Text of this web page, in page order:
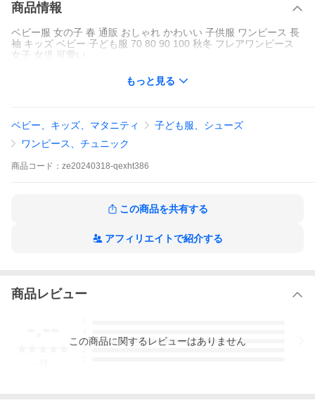
商品情報
ベビー服 女の子 春 通販 おしゃれ かわいい 子供服 ワンピース 長
袖 キッズ ベビー 子ども服 70 80 90 100 秋冬 フレアワンピース
女子 女児 可愛い
もっと見る
ベビー、キッズ、マタニティ
子ども服、シューズ
ワンピース、チュニック
商品 コード： ze20240318-qexht386
この商品を共有する
アフィリエイトで紹介する
商品レビュー
3
この商品に関するレビューはありません